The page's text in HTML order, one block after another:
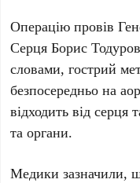
Операцію провів
СерцяБорис Тодуров
словами,гострий
безпосередньо на
відходить від серця
та органи.
Медики зазначили,